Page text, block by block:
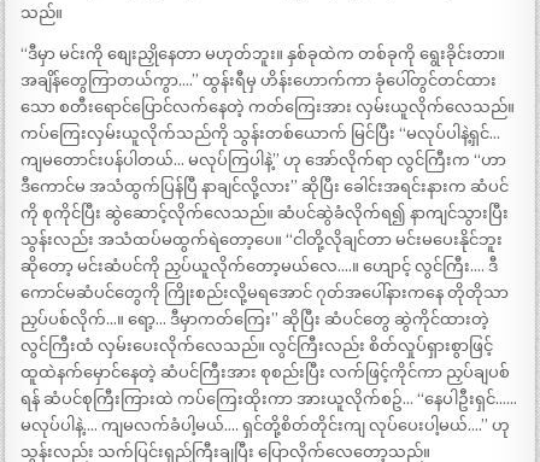
သည်။
“ဒီမှာ မင်းကို စျေးညှိုနေတာ မဟုတ်ဘူး။ နှစ်ခုထဲက တစ်ခုကို ရွေးခိုင်းတာ။
အချိန်တွေကြာတယ်ကွာ….” ထွန်းရီမှ ဟိန်းဟောက်ကာ ခုံပေါ်တွင်တင်ထား
သော စတီးရောင်ပြောင်လက်နေတဲ့ ကတ်ကြေးအား လှမ်းယူလိုက်လေသည်။
ကပ်ကြေးလှမ်းယူလိုက်သည်ကို သွန်းတစ်ယောက် မြင်ပြီး “မလုပ်ပါနဲ့ရှင်…
ကျမတောင်းပန်ပါတယ်… မလုပ်ကြပါနဲ့” ဟု အော်လိုက်ရာ လွင်ကြီးက “ဟာ
ဒီကောင်မ အသံထွက်ပြန်ပြီ နာချင်လို့လား” ဆိုပြီး ခေါင်းအရင်းနားက ဆံပင်
ကို စုကိုင်ပြီး ဆွဲဆောင့်လိုက်လေသည်။ ဆံပင်ဆွဲခံလိုက်ရ၍ နာကျင်သွားပြီး
သွန်းလည်း အသံထပ်မထွက်ရဲတော့ပေ။ “ငါတို့လိုချင်တာ မင်းမပေးနိုင်ဘူး
ဆိုတော့ မင်းဆံပင်ကို ညှပ်ယူလိုက်တော့မယ်လေ….။ ဟျောင့် လွင်ကြီး…. ဒီ
ကောင်မဆံပင်တွေကို ကြိုးစည်းလို့မရအောင် ဂုတ်အပေါ်နားကနေ တိုတိုသာ
ညှပ်ပစ်လိုက်…။ ရော့… ဒီမှာကတ်ကြေး” ဆိုပြီး ဆံပင်တွေ ဆွဲကိုင်ထားတဲ့
လွင်ကြီးထံ လှမ်းပေးလိုက်လေသည်။ လွင်ကြီးလည်း စိတ်လှုပ်ရှားစွာဖြင့်
ထူထဲနက်မှောင်နေတဲ့ ဆံပင်ကြီးအား စုစည်းပြီး လက်ဖြင့်ကိုင်ကာ ညှပ်ချပစ်
ရန် ဆံပင်စုကြီးကြားထဲ ကပ်ကြေးထိုးကာ အားယူလိုက်စဥ်… “နေပါဦးရှင်……
မလုပ်ပါနဲ့…. ကျမလက်ခံပါ့မယ်…. ရှင်တို့စိတ်တိုင်းကျ လုပ်ပေးပါ့မယ်….” ဟု
သွန်းလည်း သက်ပြင်းရှည်ကြီးချပြီး ပြောလိုက်လေတော့သည်။